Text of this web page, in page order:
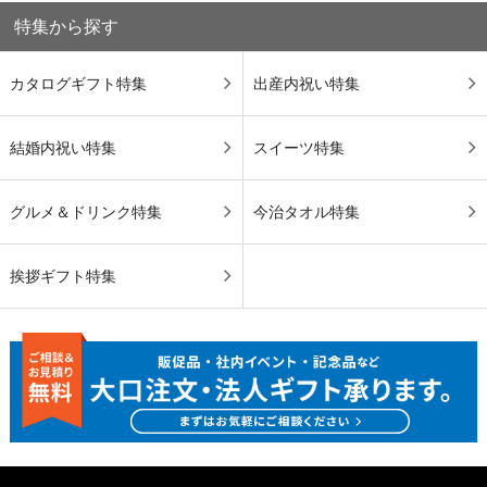
特集から探す
カタログギフト特集 出産内祝い特集
結婚内祝い特集 スイーツ特集
グルメ＆ドリンク特集 今治タオル特集
挨拶ギフト特集